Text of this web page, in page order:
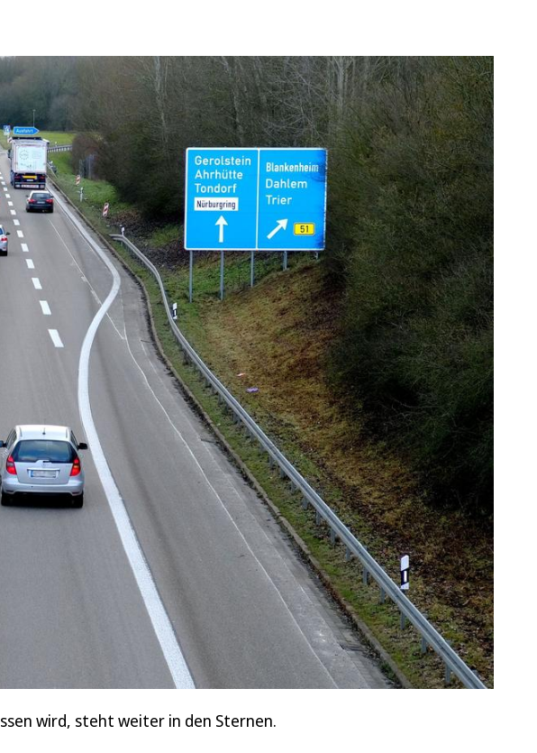
wird, steht weiter in den Sternen.